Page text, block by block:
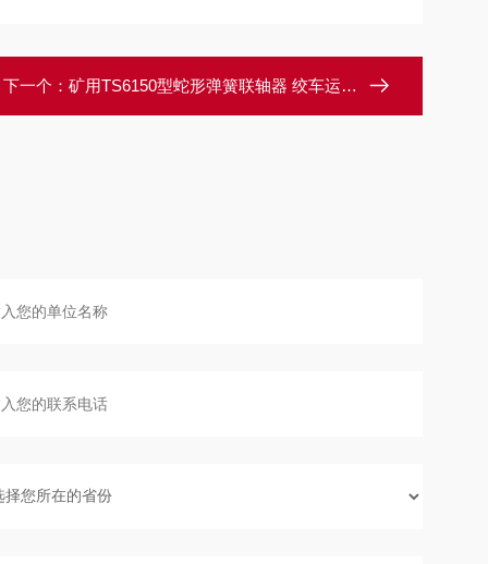
下一个： 矿用TS6150型蛇形弹簧联轴器 绞车运行装置